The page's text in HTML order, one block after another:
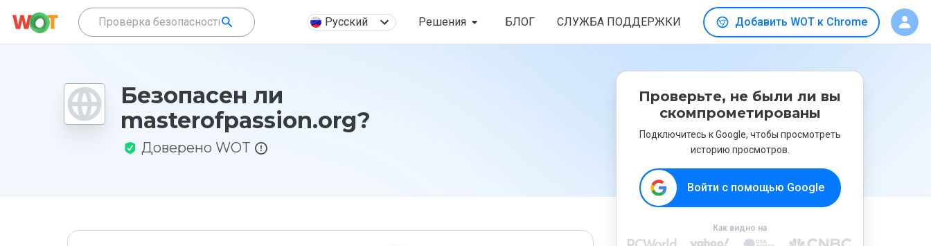
Русский Решения БЛОГ СЛУЖБА ПОДДЕРЖКИ Добавить WOT к Chrome
Безопасен ли
masterofpassion.org?
Доверено WOT
Проверьте, не были ли вы
скомпрометированы
Подключитесь к Google, чтобы просмотреть
историю просмотров.
Войти с помощью Google
Как видно на